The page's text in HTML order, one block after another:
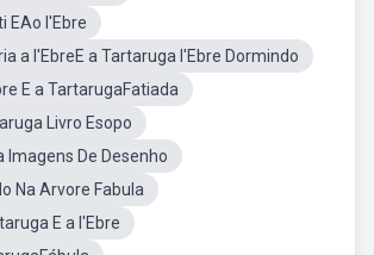
EAo l'Ebre
a l'EbreE a Tartaruga l'Ebre Dormindo
E a TartarugaFatiada
Livro Esopo
Imagens De Desenho
Na Arvore Fabula
E a l'Ebre